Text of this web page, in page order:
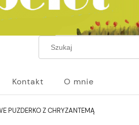
Kontakt O mnie
PUZDERKO Z CHRYZANTEMĄ